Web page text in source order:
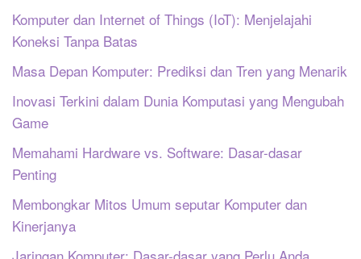
Komputer dan Internet of Things (IoT): Menjelajahi
Koneksi Tanpa Batas
Masa Depan Komputer: Prediksi dan Tren yang Menarik
Inovasi Terkini dalam Dunia Komputasi yang Mengubah
Game
Memahami Hardware vs. Software: Dasar-dasar
Penting
Membongkar Mitos Umum seputar Komputer dan
Kinerjanya